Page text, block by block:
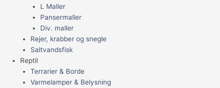
L Maller
Pansermaller
Div. maller
Rejer, krabber og snegle
Saltvandsfisk
Reptil
Terrarier & Borde
Varmelamper & Belysning